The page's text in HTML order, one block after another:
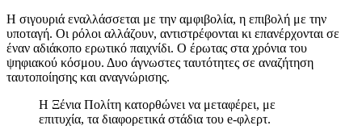
Η σιγουριά εναλλάσσεται με την αμφιβολία, η επιβολή με την
υποταγή. Οι ρόλοι αλλάζουν, αντιστρέφονται κι επανέρχονται σε
έναν αδιάκοπο ερωτικό παιχνίδι. Ο έρωτας στα χρόνια του
ψηφιακού κόσμου. Δυο άγνωστες ταυτότητες σε αναζήτηση
ταυτοποίησης και αναγνώρισης.
Η Ξένια Πολίτη κατορθώνει να μεταφέρει, με
επιτυχία, τα διαφορετικά στάδια του e-φλερτ.